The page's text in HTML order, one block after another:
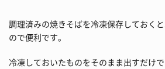
調理済みの焼きそばを冷凍保存しておく
ので便利です。
冷凍しておいたものをそのまま出すだけ